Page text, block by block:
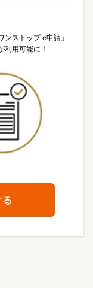
ンストップ e申請」
利用可能に！